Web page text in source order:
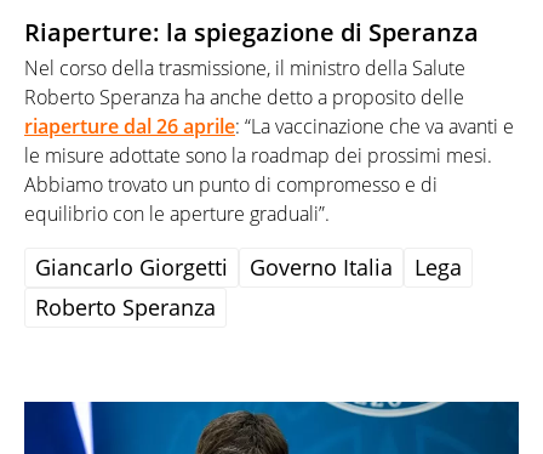
Riaperture: la spiegazione di Speranza
Nel corso della trasmissione, il ministro della Salute
Roberto Speranza ha anche detto a proposito delle
riaperture dal 26 aprile: “La vaccinazione che va avanti e
le misure adottate sono la roadmap dei prossimi mesi.
Abbiamo trovato un punto di compromesso e di
equilibrio con le aperture graduali”.
Giancarlo Giorgetti Governo Italia
Lega
Roberto Speranza